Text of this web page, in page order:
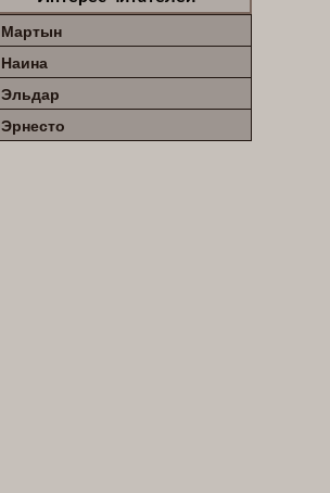
Мартын
Наина
Эльдар
Эрнесто